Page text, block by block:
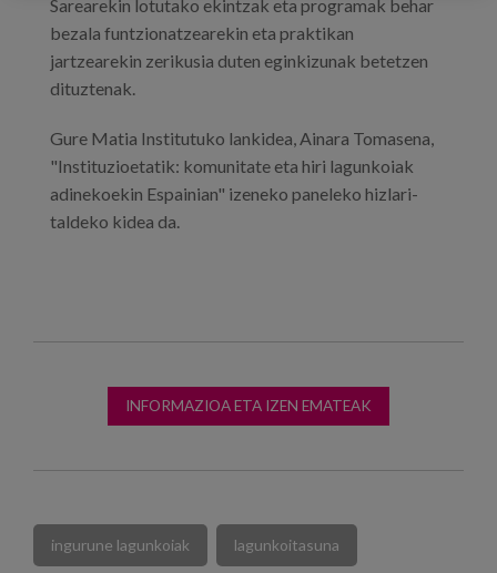
Sarearekin lotutako ekintzak eta programak behar
bezala funtzionatzearekin eta praktikan
jartzearekin zerikusia duten eginkizunak betetzen
dituztenak.
Gure Matia Institutuko lankidea, Ainara Tomasena,
"Instituzioetatik: komunitate eta hiri lagunkoiak
adinekoekin Espainian" izeneko paneleko hizlari-
taldeko kidea da.
INFORMAZIOA ETA IZEN EMATEAK
ingurune lagunkoiak lagunkoitasuna